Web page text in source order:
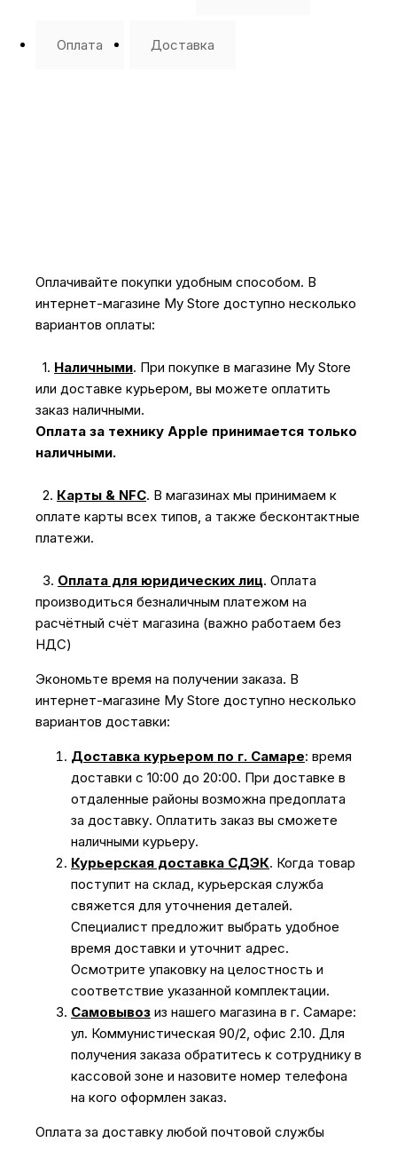
Оплата Доставка
Оплачивайте покупки удобным способом. В
интернет-магазине My Store доступно несколько
вариантов оплаты:
1. Наличными. При покупке в магазине My Store
или доставке курьером, вы можете оплатить
заказ наличными.
Оплата за технику Apple принимается только
наличными.
2. Карты & NFC. В магазинах мы принимаем к
оплате карты всех типов, а также бесконтактные
платежи.
3. Оплата для юридических лиц. Оплата
производиться безналичным платежом на
расчётный счёт магазина (важно работаем без
НДС)
Экономьте время на получении заказа. В
интернет-магазине My Store доступно несколько
вариантов доставки:
Доставка курьером по г. Самаре: время
доставки с 10:00 до 20:00. При доставке в
отдаленные районы возможна предоплата
за доставку. Оплатить заказ вы сможете
наличными курьеру.
Курьерская доставка СДЭК. Когда товар
поступит на склад, курьерская служба
свяжется для уточнения деталей.
Специалист предложит выбрать удобное
время доставки и уточнит адрес.
Осмотрите упаковку на целостность и
соответствие указанной комплектации.
Самовывоз из нашего магазина в г. Самаре:
ул. Коммунистическая 90/2, офис 2.10. Для
получения заказа обратитесь к сотруднику в
кассовой зоне и назовите номер телефона
на кого оформлен заказ.
Оплата за доставку любой почтовой службы